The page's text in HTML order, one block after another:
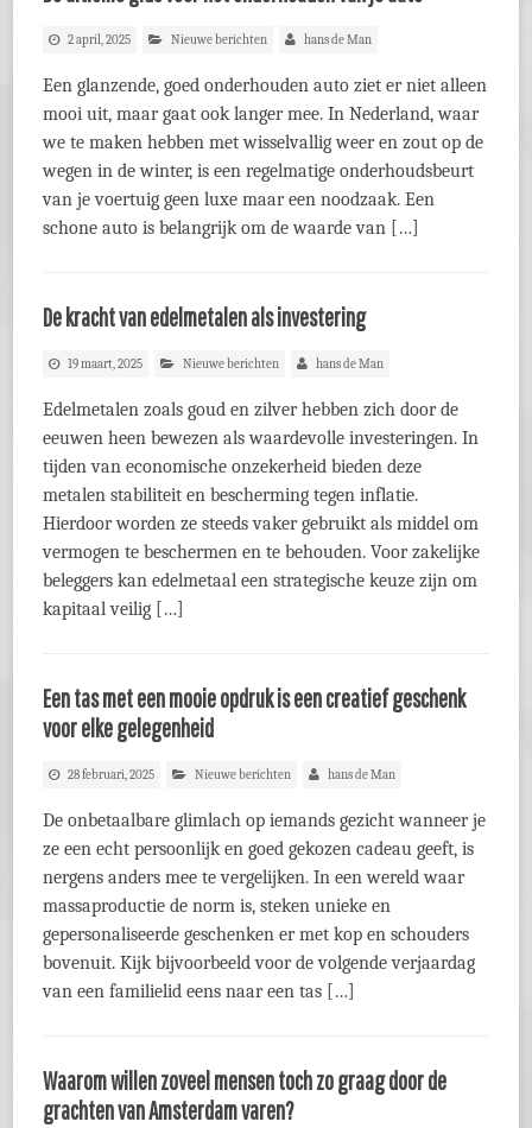
2 april, 2025 Nieuwe berichten hans de Man
Een glanzende, goed onderhouden auto ziet er niet alleen
mooi uit, maar gaat ook langer mee. In Nederland, waar
we te maken hebben met wisselvallig weer en zout op de
wegen in de winter, is een regelmatige onderhoudsbeurt
van je voertuig geen luxe maar een noodzaak. Een
schone auto is belangrijk om de waarde van […]
De kracht van edelmetalen als investering
19 maart, 2025 Nieuwe berichten hans de Man
Edelmetalen zoals goud en zilver hebben zich door de
eeuwen heen bewezen als waardevolle investeringen. In
tijden van economische onzekerheid bieden deze
metalen stabiliteit en bescherming tegen inflatie.
Hierdoor worden ze steeds vaker gebruikt als middel om
vermogen te beschermen en te behouden. Voor zakelijke
beleggers kan edelmetaal een strategische keuze zijn om
kapitaal veilig […]
Een tas met een mooie opdruk is een creatief geschenk
voor elke gelegenheid
28 februari, 2025 Nieuwe berichten hans de Man
De onbetaalbare glimlach op iemands gezicht wanneer je
ze een echt persoonlijk en goed gekozen cadeau geeft, is
nergens anders mee te vergelijken. In een wereld waar
massaproductie de norm is, steken unieke en
gepersonaliseerde geschenken er met kop en schouders
bovenuit. Kijk bijvoorbeeld voor de volgende verjaardag
van een familielid eens naar een tas […]
Waarom willen zoveel mensen toch zo graag door de
grachten van Amsterdam varen?